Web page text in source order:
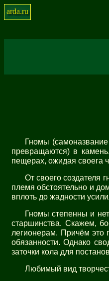
arda.ru
Гномы
превращаются) в
пещерах, ожидая своега
От своего создателя
племя обстоятельно и
вплоть до жадности
Гномы степенны и
старшинства. Скажем,
легионерам. Причём это
обязанности. Однако
заточки кола для
Любимый вид